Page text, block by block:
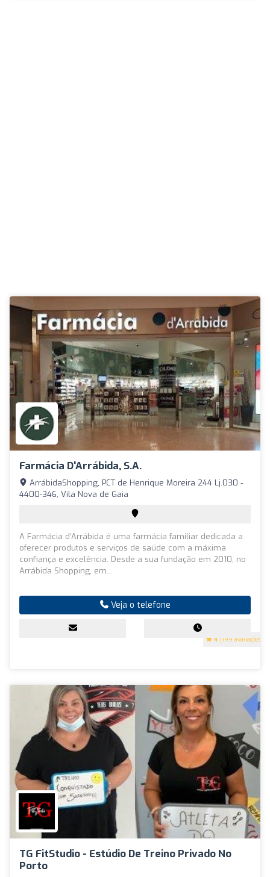
Farmácia D'Arrábida, S.A.
4 (199 avaliações)
ArrábidaShopping, PCT de Henrique Moreira 244 Lj.030 -
4400-346, Vila Nova de Gaia
A Farmácia d’Arrábida é uma farmácia familiar dedicada a
oferecer produtos e serviços de saúde com a máxima
confiança e excelência. Desde a sua fundação em 2010, no
Arrábida Shopping, em...
Veja o telefone
TG FitStudio - Estúdio De Treino Privado No
Porto